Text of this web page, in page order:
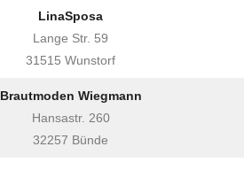
LinaSposa
Lange Str. 59
31515 Wunstorf
Brautmoden Wiegmann
Hansastr. 260
32257 Bünde